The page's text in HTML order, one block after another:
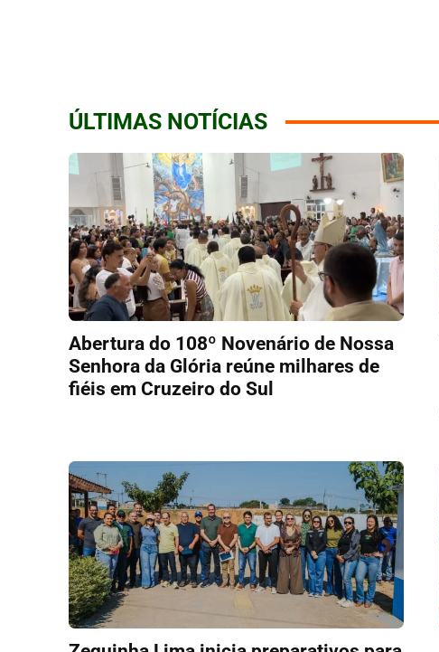
ÚLTIMAS NOTÍCIAS
Abertura do 108º Novenário de Nossa
Senhora da Glória reúne milhares de
fiéis em Cruzeiro do Sul